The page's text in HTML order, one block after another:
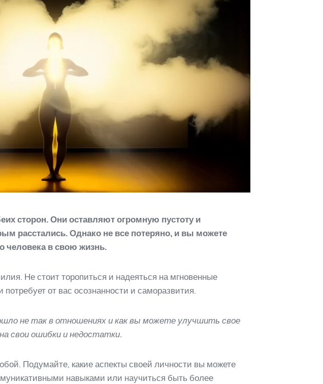
сторон. Они оставляют огромную пустоту и
расстались. Однако не все потеряно, и вы можете
человека в свою жизнь.
Не стоит торопиться и надеяться на мгновенные
от вас осознанности и саморазвития.
не так в отношениях и как вы можете улучшить свое
свои ошибки и недостатки.
Подумайте, какие аспекты своей личности вы можете
навыками или научиться быть более